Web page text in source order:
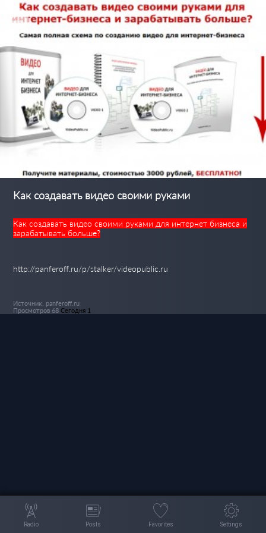
Как создавать видео своими руками
Как создавать видео своими руками для интернет бизнеса и
зарабатывать больше?
http://panferoff.ru/p/stalker/videopublic.ru
Источник: panferoff.ru
Просмотров 68 Сегодня 1
Radio Posts Favorites Settings